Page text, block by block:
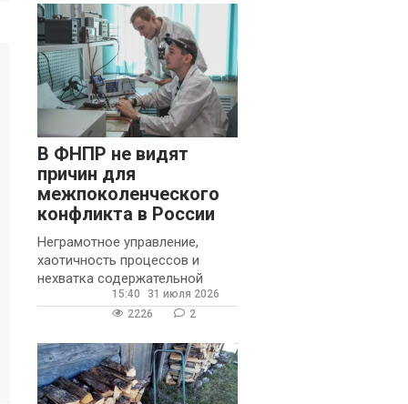
В ФНПР не видят
причин для
межпоколенческого
конфликта в России
Неграмотное управление,
хаотичность процессов и
нехватка содержательной
обратной связи от
руководителя являются
конфликтов и раздражения в
15:40
31 июля 2026
2226
2